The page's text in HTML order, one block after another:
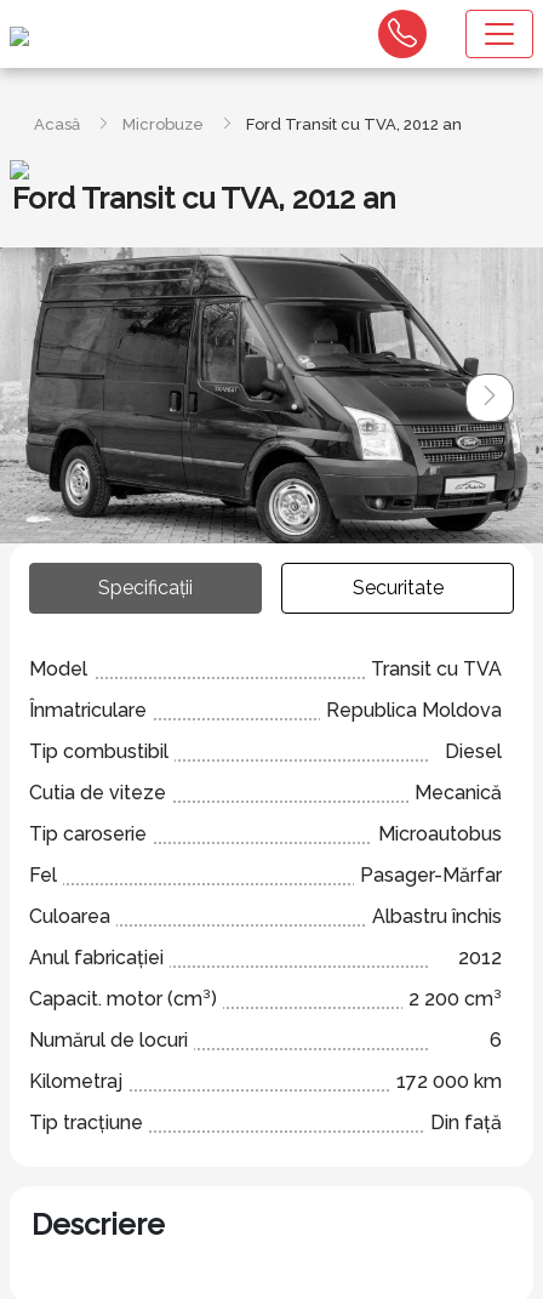
Acasă Microbuze Ford Transit cu TVA, 2012 an
Ford Transit cu TVA, 2012 an
Specificații Securitate
Model
Transit cu TVA
Înmatriculare
Republica Moldova
Tip combustibil
Diesel
Cutia de viteze
Mecanică
Tip caroserie
Microautobus
Fel
Pasager-Mărfar
Culoarea
Albastru închis
Anul fabricației
2012
Capacit. motor (cm³)
2 200 cm³
Numărul de locuri
6
Kilometraj
172 000 km
Tip tracțiune
Din față
Descriere